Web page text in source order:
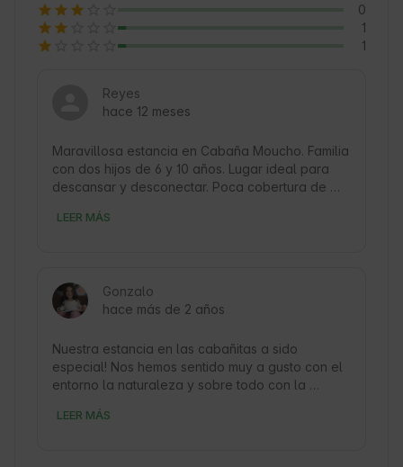
0
1
1
Reyes
hace 12 meses
Maravillosa estancia en Cabaña Moucho. Familia
con dos hijos de 6 y 10 años. Lugar ideal para
descansar y desconectar. Poca cobertura de
Cocina equipada con lo imprescindible para
habilitar el sofá-cama. Hidromasaje, jacuzzi, todo
funciona a la perfección. Ha sido una estancia
LEER MÁS
Gonzalo
hace más de 2 años
Nuestra estancia en las cabañitas a sido
especial! Nos hemos sentido muy a gusto con el
entorno la naturaleza y sobre todo con la
para sentirnos a gusto sobre todo el jacuzzy que
LEER MÁS